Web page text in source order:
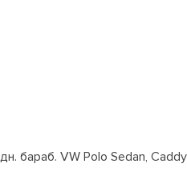
бараб. VW Polo Sedan, Caddy